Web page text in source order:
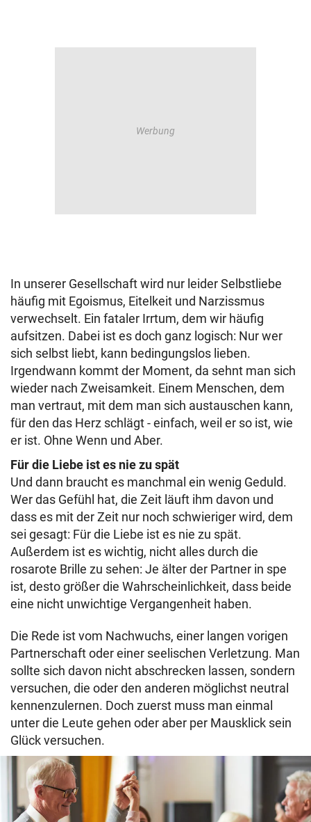
In unserer Gesellschaft wird nur leider Selbstliebe
häufig mit Egoismus, Eitelkeit und Narzissmus
verwechselt. Ein fataler Irrtum, dem wir häufig
aufsitzen. Dabei ist es doch ganz logisch: Nur wer
sich selbst liebt, kann bedingungslos lieben.
Irgendwann kommt der Moment, da sehnt man sich
wieder nach Zweisamkeit. Einem Menschen, dem
man vertraut, mit dem man sich austauschen kann,
für den das Herz schlägt - einfach, weil er so ist, wie
er ist. Ohne Wenn und Aber.
Für die Liebe ist es nie zu spät
Und dann braucht es manchmal ein wenig Geduld.
Wer das Gefühl hat, die Zeit läuft ihm davon und
dass es mit der Zeit nur noch schwieriger wird, dem
sei gesagt: Für die Liebe ist es nie zu spät.
Außerdem ist es wichtig, nicht alles durch die
rosarote Brille zu sehen: Je älter der Partner in spe
ist, desto größer die Wahrscheinlichkeit, dass beide
eine nicht unwichtige Vergangenheit haben.
Die Rede ist vom Nachwuchs, einer langen vorigen
Partnerschaft oder einer seelischen Verletzung. Man
sollte sich davon nicht abschrecken lassen, sondern
versuchen, die oder den anderen möglichst neutral
kennenzulernen. Doch zuerst muss man einmal
unter die Leute gehen oder aber per Mausklick sein
Glück versuchen.